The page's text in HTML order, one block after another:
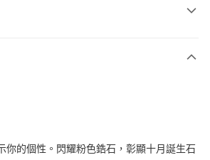
你的個性。閃耀粉色鋯石，彰顯十月誕生石